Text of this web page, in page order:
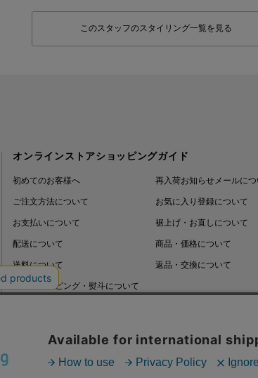
このスタッフのスタイリング一覧を見る
オンラインストアショッピングガイド
初めてのお客様へ
ご注文方法について
お支払いについて
配送について
送料について
ギフトラッピング・熨斗について
再入荷お知らせメールにつ
お気に入り登録について
裾上げ・お直しについて
商品・価格について
返品・交換について